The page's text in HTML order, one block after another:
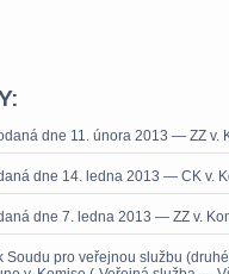
dne 11. února 2013 — ZZ v.
dne 14. ledna 2013 — CK v.
dne 7. ledna 2013 — ZZ v.
Soudu pro veřejnou službu